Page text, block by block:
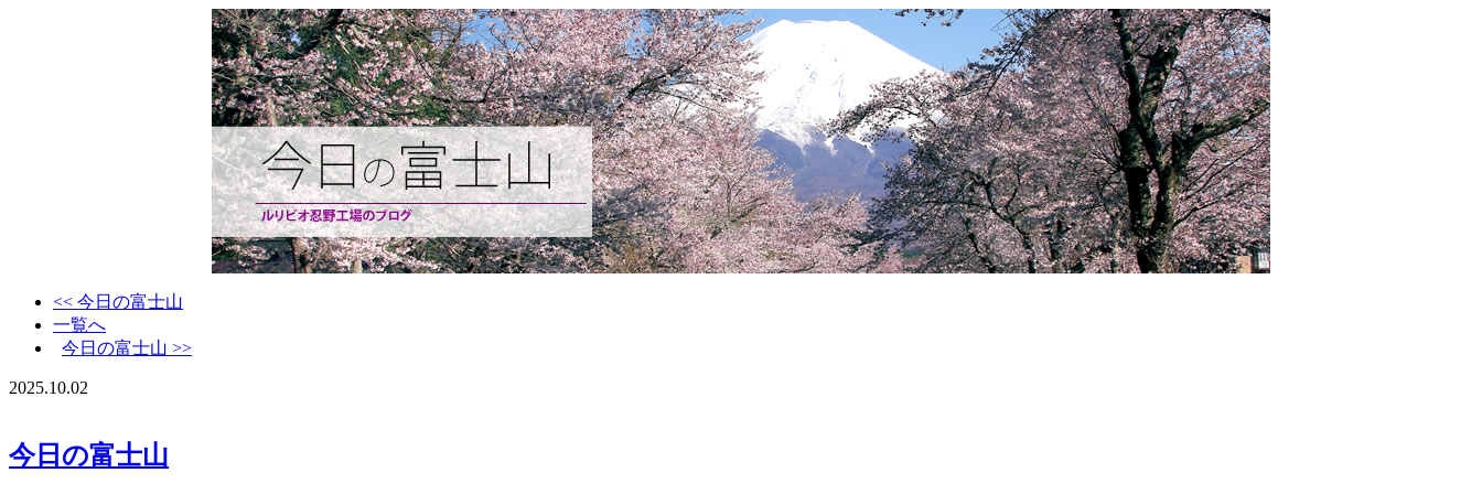
<< 今日の富士山
一覧へ
今日の富士山 >>
2025.10.02
今日の富士山